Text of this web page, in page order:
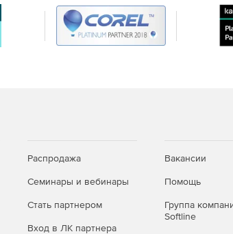
планируемое время
Распродажа
Семинары и вебинары
Стать партнером
Вход в ЛК партнера
Вакансии
Помощь
Группа
Softline